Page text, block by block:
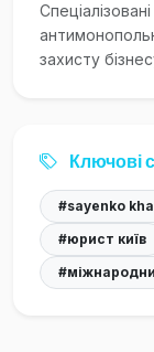
захисту
Ключові
#sayenko
#юрист київ